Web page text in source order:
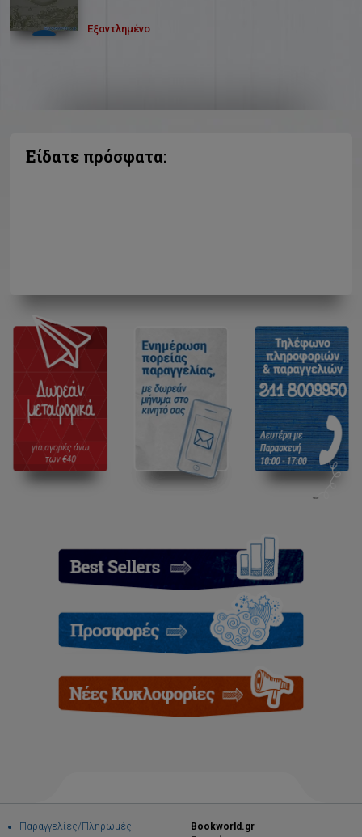
Εξαντλημένο
Είδατε πρόσφατα:
Παραγγελίες/Πληρωμές
Bookworld.gr